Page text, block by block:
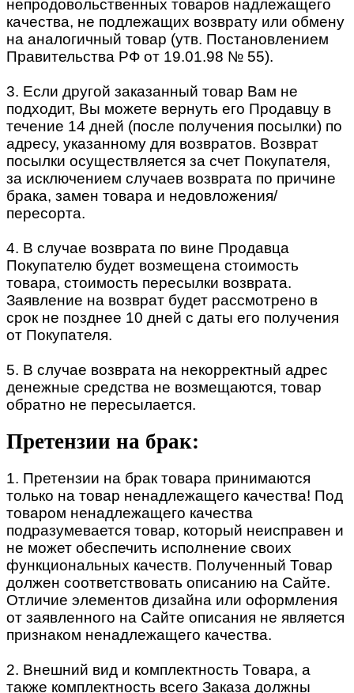
непродовольственных товаров надлежащего
качества, не подлежащих возврату или обмену
на аналогичный товар (утв. Постановлением
Правительства РФ от 19.01.98 № 55).
3. Если другой заказанный товар Вам не
подходит, Вы можете вернуть его Продавцу в
течение 14 дней (после получения посылки) по
адресу, указанному для возвратов. Возврат
посылки осуществляется за счет Покупателя,
за исключением случаев возврата по причине
брака, замен товара и недовложения/
пересорта.
4. В случае возврата по вине Продавца
Покупателю будет возмещена стоимость
товара, стоимость пересылки возврата.
Заявление на возврат будет рассмотрено в
срок не позднее 10 дней с даты его получения
от Покупателя.
5. В случае возврата на некорректный адрес
денежные средства не возмещаются, товар
обратно не пересылается.
Претензии на брак:
1. Претензии на брак товара принимаются
только на товар ненадлежащего качества! Под
товаром ненадлежащего качества
подразумевается товар, который неисправен и
не может обеспечить исполнение своих
функциональных качеств. Полученный Товар
должен соответствовать описанию на Сайте.
Отличие элементов дизайна или оформления
от заявленного на Сайте описания не является
признаком ненадлежащего качества.
2. Внешний вид и комплектность Товара, а
также комплектность всего Заказа должны